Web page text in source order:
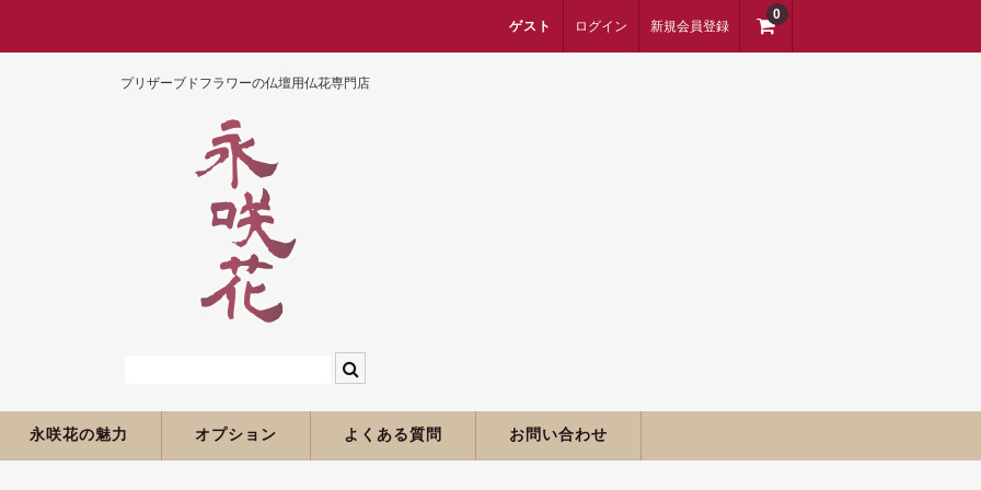
プリザーブドフラワーの仏壇用仏花専門店
ゲスト ログイン 新規会員登録
0
永咲花の魅力 オプション よくある質問 お問い合わせ